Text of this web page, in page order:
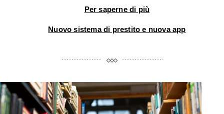
Per saperne di più
Nuovo sistema di prestito e nuova app